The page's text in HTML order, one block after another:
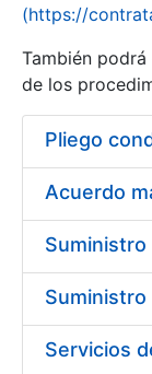
Erakutsi/
(https://
También
de los